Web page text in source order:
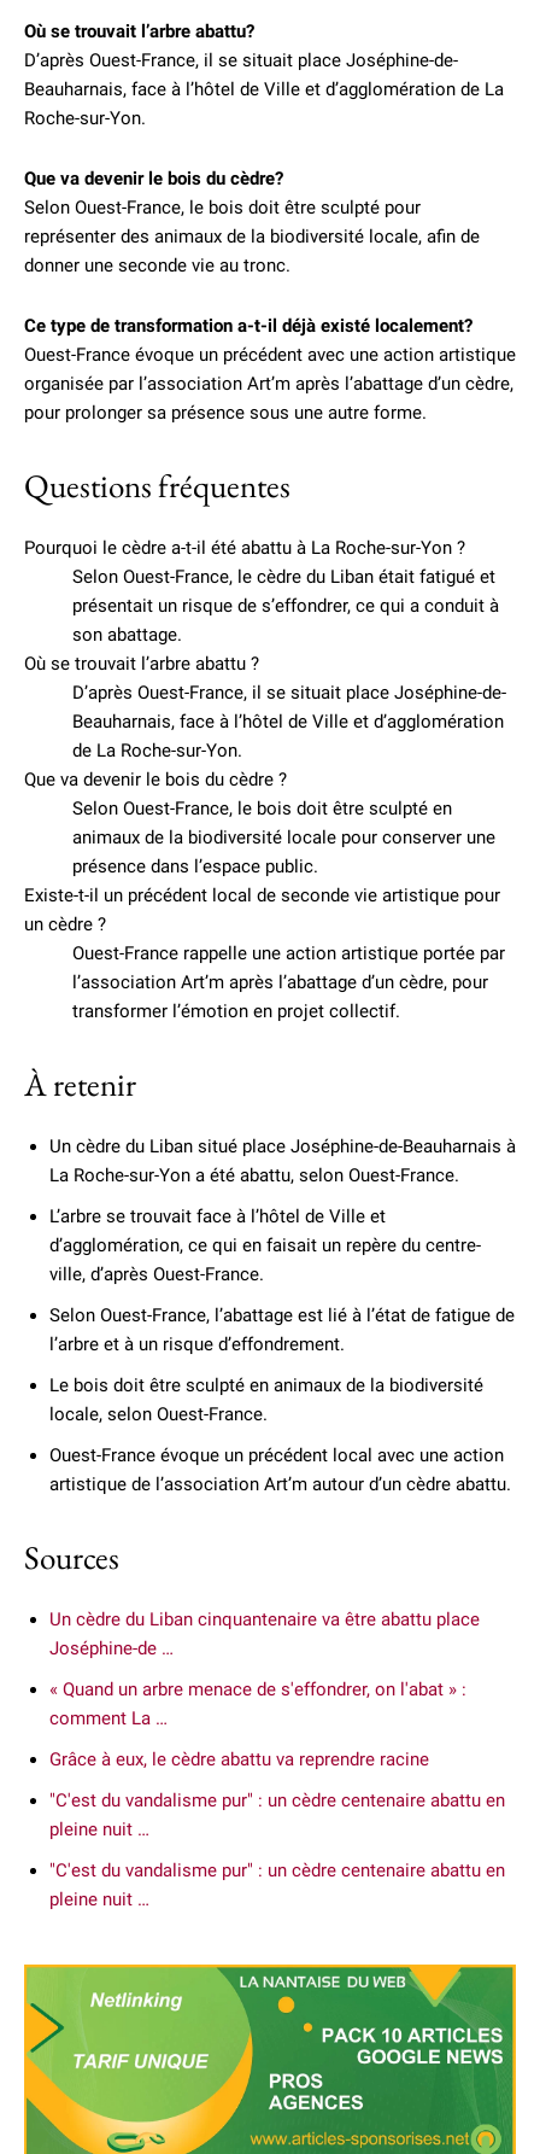
Où se trouvait l’arbre abattu?
D’après Ouest-France, il se situait place Joséphine-de-
Beauharnais, face à l’hôtel de Ville et d’agglomération de La
Roche-sur-Yon.
Que va devenir le bois du cèdre?
Selon Ouest-France, le bois doit être sculpté pour
représenter des animaux de la biodiversité locale, afin de
donner une seconde vie au tronc.
Ce type de transformation a-t-il déjà existé localement?
Ouest-France évoque un précédent avec une action artistique
organisée par l’association Art’m après l’abattage d’un cèdre,
pour prolonger sa présence sous une autre forme.
Questions fréquentes
Pourquoi le cèdre a-t-il été abattu à La Roche-sur-Yon ?
Selon Ouest-France, le cèdre du Liban était fatigué et
présentait un risque de s’effondrer, ce qui a conduit à
son abattage.
Où se trouvait l’arbre abattu ?
D’après Ouest-France, il se situait place Joséphine-de-
Beauharnais, face à l’hôtel de Ville et d’agglomération
de La Roche-sur-Yon.
Que va devenir le bois du cèdre ?
Selon Ouest-France, le bois doit être sculpté en
animaux de la biodiversité locale pour conserver une
présence dans l’espace public.
Existe-t-il un précédent local de seconde vie artistique pour
un cèdre ?
Ouest-France rappelle une action artistique portée par
l’association Art’m après l’abattage d’un cèdre, pour
transformer l’émotion en projet collectif.
À retenir
Un cèdre du Liban situé place Joséphine-de-Beauharnais à
La Roche-sur-Yon a été abattu, selon Ouest-France.
L’arbre se trouvait face à l’hôtel de Ville et
d’agglomération, ce qui en faisait un repère du centre-
ville, d’après Ouest-France.
Selon Ouest-France, l’abattage est lié à l’état de fatigue de
l’arbre et à un risque d’effondrement.
Le bois doit être sculpté en animaux de la biodiversité
locale, selon Ouest-France.
Ouest-France évoque un précédent local avec une action
artistique de l’association Art’m autour d’un cèdre abattu.
Sources
Un cèdre du Liban cinquantenaire va être abattu place
Joséphine-de …
« Quand un arbre menace de s'effondrer, on l'abat » :
comment La …
Grâce à eux, le cèdre abattu va reprendre racine
"C'est du vandalisme pur" : un cèdre centenaire abattu en
pleine nuit …
"C'est du vandalisme pur" : un cèdre centenaire abattu en
pleine nuit …